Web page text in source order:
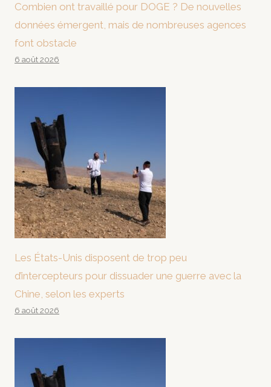
Combien ont travaillé pour DOGE ? De nouvelles
données émergent, mais de nombreuses agences
font obstacle
6 août 2026
Les États-Unis disposent de trop peu
d’intercepteurs pour dissuader une guerre avec la
Chine, selon les experts
6 août 2026